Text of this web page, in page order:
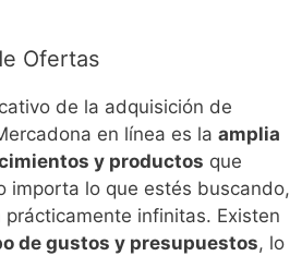
Ofertas
de la adquisición de
en línea es la amplia
y productos que
importa lo que estés buscando,
infinitas. Existen
de gustos y presupuestos, lo